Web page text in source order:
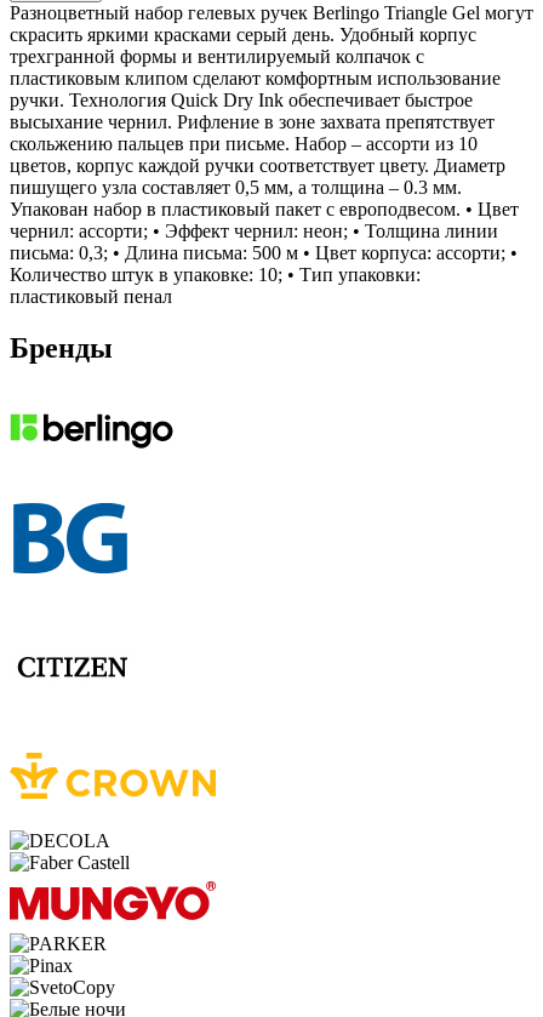
Разноцветный набор гелевых ручек Berlingo Triangle Gel могут
скрасить яркими красками серый день. Удобный корпус
трехгранной формы и вентилируемый колпачок с
пластиковым клипом сделают комфортным использование
ручки. Технология Quick Dry Ink обеспечивает быстрое
высыхание чернил. Рифление в зоне захвата препятствует
скольжению пальцев при письме. Набор – ассорти из 10
цветов, корпус каждой ручки соответствует цвету. Диаметр
пишущего узла составляет 0,5 мм, а толщина – 0.3 мм.
Упакован набор в пластиковый пакет с европодвесом. • Цвет
чернил: ассорти; • Эффект чернил: неон; • Толщина линии
письма: 0,3; • Длина письма: 500 м • Цвет корпуса: ассорти; •
Количество штук в упаковке: 10; • Тип упаковки:
пластиковый пенал
Бренды